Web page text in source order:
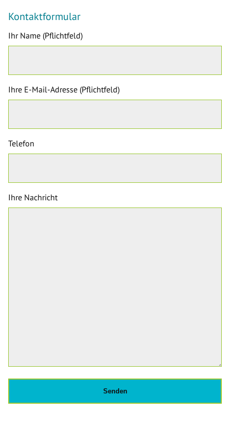
Kontaktformular
Ihr Name (Pflichtfeld)
Ihre E-Mail-Adresse (Pflichtfeld)
Telefon
Ihre Nachricht